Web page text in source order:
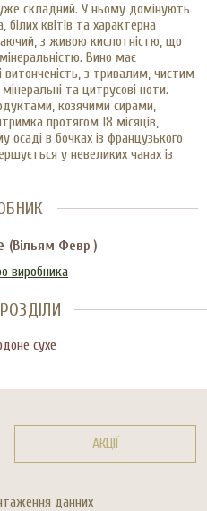
складний. У ньому домінують
квітів та характерна
з живою кислотністю, що
Вино має
витонченість, з тривалим, чистим
та цитрусові ноти.
козячими сирами,
протягом 18 місяців,
в бочках із французького
у невеликих чанах із
(Вільям Февр )
виробника
сухе
АКЦІЇ
данних